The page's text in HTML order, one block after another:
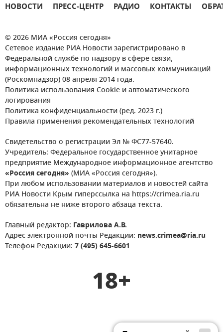
НОВОСТИ ПРЕСС-ЦЕНТР РАДИО КОНТАКТЫ
© 2026 МИА «Россия сегодня»
Сетевое издание РИА Новости зарегистрировано в
Федеральной службе по надзору в сфере связи,
информационных технологий и массовых коммуникаций
(Роскомнадзор) 08 апреля 2014 года.
Политика использования Cookie и автоматического
логирования
Политика конфиденциальности (ред. 2023 г.)
Правила применения рекомендательных технологий
Свидетельство о регистрации Эл № ФС77-57640.
Учредитель: Федеральное государственное унитарное
предприятие Международное информационное агентство
«Россия сегодня» (МИА «Россия сегодня»).
При любом использовании материалов и новостей сайта
РИА Новости Крым гиперссылка на https://crimea.ria.ru
обязательна не ниже второго абзаца текста.
Главный редактор: Гаврилова А.В.
Адрес электронной почты Редакции: news.crimea@ria.ru
Телефон Редакции: 7 (495) 645-6601
18+